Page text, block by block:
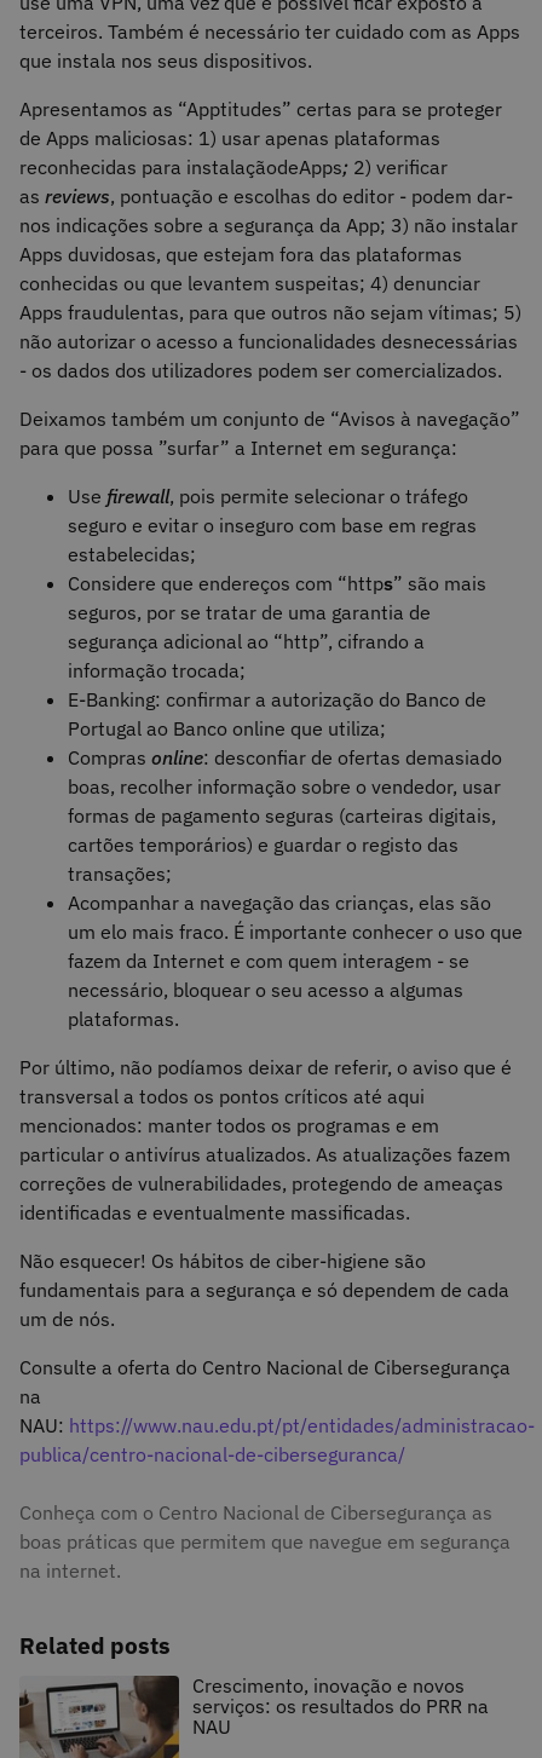
terceiros. Também é necessário ter cuidado com as Apps
que instala nos seus dispositivos.
Apresentamos as “Apptitudes” certas para se proteger
de Apps maliciosas: 1) usar apenas plataformas
reconhecidas para instalaçãodeApps; 2) verificar
as reviews, pontuação e escolhas do editor - podem dar-
nos indicações sobre a segurança da App; 3) não instalar
Apps duvidosas, que estejam fora das plataformas
conhecidas ou que levantem suspeitas; 4) denunciar
Apps fraudulentas, para que outros não sejam vítimas; 5)
não autorizar o acesso a funcionalidades desnecessárias
- os dados dos utilizadores podem ser comercializados.
Deixamos também um conjunto de “Avisos à navegação”
para que possa ”surfar” a Internet em segurança:
Use firewall, pois permite selecionar o tráfego
seguro e evitar o inseguro com base em regras
estabelecidas;
Considere que endereços com “https” são mais
seguros, por se tratar de uma garantia de
segurança adicional ao “http”, cifrando a
informação trocada;
E-Banking: confirmar a autorização do Banco de
Portugal ao Banco online que utiliza;
Compras online: desconfiar de ofertas demasiado
boas, recolher informação sobre o vendedor, usar
formas de pagamento seguras (carteiras digitais,
cartões temporários) e guardar o registo das
transações;
Acompanhar a navegação das crianças, elas são
um elo mais fraco. É importante conhecer o uso que
fazem da Internet e com quem interagem - se
necessário, bloquear o seu acesso a algumas
plataformas.
Por último, não podíamos deixar de referir, o aviso que é
transversal a todos os pontos críticos até aqui
mencionados: manter todos os programas e em
particular o antivírus atualizados. As atualizações fazem
correções de vulnerabilidades, protegendo de ameaças
identificadas e eventualmente massificadas.
Não esquecer! Os hábitos de ciber-higiene são
fundamentais para a segurança e só dependem de cada
um de nós.
Consulte a oferta do Centro Nacional de Cibersegurança
na
NAU: https://www.nau.edu.pt/pt/entidades/administracao-
publica/centro-nacional-de-ciberseguranca/
Conheça com o Centro Nacional de Cibersegurança as
boas práticas que permitem que navegue em segurança
na internet.
Related posts
Crescimento, inovação e novos
serviços: os resultados do PRR na
NAU